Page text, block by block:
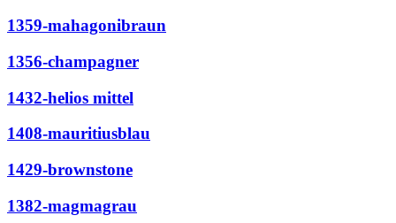
1359-mahagonibraun
1356-champagner
1432-helios mittel
1408-mauritiusblau
1429-brownstone
1382-magmagrau